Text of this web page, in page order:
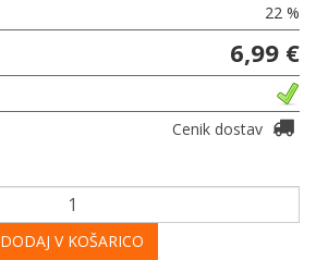
22 %
6,99 €
Cenik dostav
DODAJ V KOŠARICO